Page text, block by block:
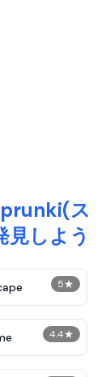
ス
見しよう
5★
4.4★